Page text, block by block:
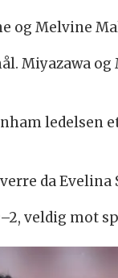
og Melvine
Miyazawa
ledelsen
da
veldig mot